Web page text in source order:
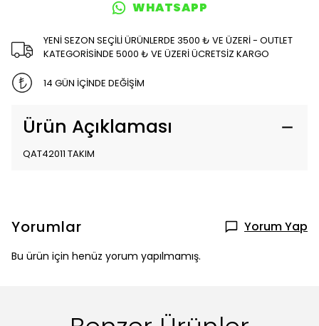
WHATSAPP
YENİ SEZON SEÇİLİ ÜRÜNLERDE 3500 ₺ VE ÜZERİ - OUTLET
KATEGORİSİNDE 5000 ₺ VE ÜZERİ ÜCRETSİZ KARGO
14 GÜN İÇİNDE DEĞİŞİM
Ürün Açıklaması
QAT42011 TAKIM
Yorumlar Yorum Yap
Bu ürün için henüz yorum yapılmamış.